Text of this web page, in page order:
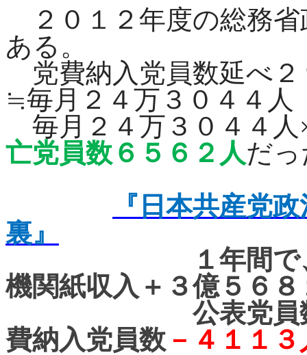
２０１２年度の総務省
ある。
党費納入党員数延べ２
≒毎月２４万３０４４人
毎月２４万３０４４人
亡党員数６５６２人だ
『日本共産党
裏』
１年間
機関紙収入＋３億５６８
公表党員
費納入党員数 －４１１３